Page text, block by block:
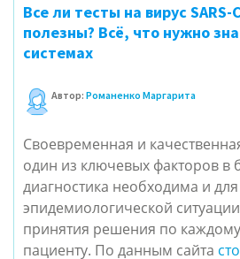
Все ли тесты на вирус
полезны? Всё, что нужно
системах
Автор: Романенко Маргарита
Своевременная и
один из ключевых факторов в
диагностика необходима и
эпидемиологической
принятия решения по
пациенту. По данным сайта